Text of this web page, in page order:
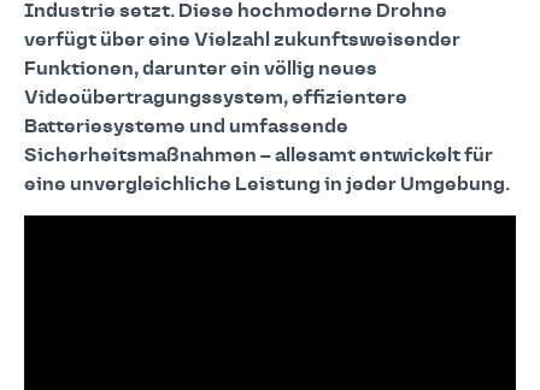
Industrie setzt. Diese hochmoderne Drohne
verfügt über eine Vielzahl zukunftsweisender
Funktionen, darunter ein völlig neues
Videoübertragungssystem, effizientere
Batteriesysteme und umfassende
Sicherheitsmaßnahmen – allesamt entwickelt für
eine unvergleichliche Leistung in jeder Umgebung.